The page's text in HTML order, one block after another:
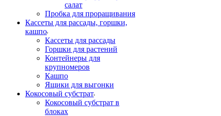
салат
Пробка для проращивания
Кассеты для рассады, горшки,
кашпо
Кассеты для рассады
Горшки для растений
Контейнеры для
крупномеров
Кашпо
Ящики для выгонки
Кокосовый субстрат
Кокосовый субстрат в
блоках